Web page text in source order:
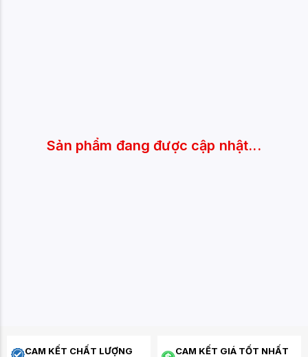
Sản phẩm đang được cập nhật...
CAM KẾT CHẤT LƯỢNG CAM KẾT GIÁ TỐT NHẤT